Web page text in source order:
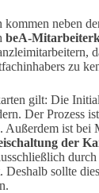
neben
beA-
zu
gilt: Die
Der Prozess
Außerdem ist bei
der
sollte